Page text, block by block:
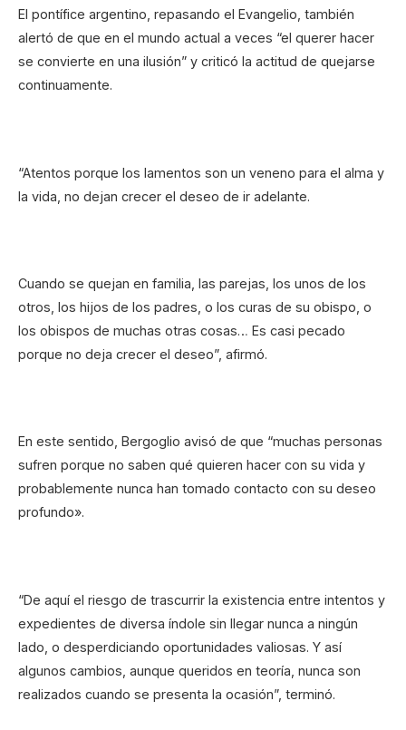
El pontífice argentino, repasando el Evangelio, también
alertó de que en el mundo actual a veces “el querer hacer
se convierte en una ilusión” y criticó la actitud de quejarse
continuamente.
“Atentos porque los lamentos son un veneno para el alma y
la vida, no dejan crecer el deseo de ir adelante.
Cuando se quejan en familia, las parejas, los unos de los
otros, los hijos de los padres, o los curas de su obispo, o
los obispos de muchas otras cosas… Es casi pecado
porque no deja crecer el deseo”, afirmó.
En este sentido, Bergoglio avisó de que “muchas personas
sufren porque no saben qué quieren hacer con su vida y
probablemente nunca han tomado contacto con su deseo
profundo».
“De aquí el riesgo de trascurrir la existencia entre intentos y
expedientes de diversa índole sin llegar nunca a ningún
lado, o desperdiciando oportunidades valiosas. Y así
algunos cambios, aunque queridos en teoría, nunca son
realizados cuando se presenta la ocasión”, terminó.